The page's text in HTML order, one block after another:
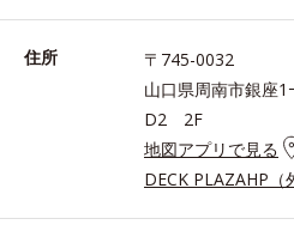
住所
〒745-0032
山口県周南市銀座
D2 2F
地図アプリで見る
DECK PLAZAHP（